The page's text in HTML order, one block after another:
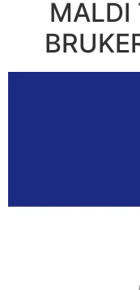
MALDI